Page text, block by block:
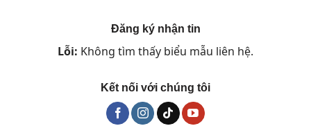
Đăng ký nhận tin
Lỗi: Không tìm thấy biểu mẫu liên hệ.
Kết nối với chúng tôi